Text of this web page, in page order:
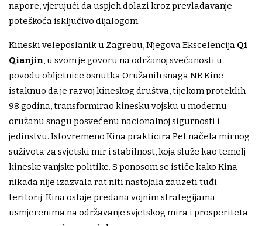
napore, vjerujući da uspjeh dolazi kroz prevladavanje
poteškoća isključivo dijalogom.
Kineski veleposlanik u Zagrebu, Njegova Ekscelencija Qi
Qianjin, u svom je govoru na održanoj svečanosti u
povodu obljetnice osnutka Oružanih snaga NR Kine
istaknuo da je razvoj kineskog društva, tijekom proteklih
98 godina, transformirao kinesku vojsku u modernu
oružanu snagu posvećenu nacionalnoj sigurnosti i
jedinstvu. Istovremeno Kina prakticira Pet načela mirnog
suživota za svjetski mir i stabilnost, koja služe kao temelj
kineske vanjske politike. S ponosom se ističe kako Kina
nikada nije izazvala rat niti nastojala zauzeti tuđi
teritorij. Kina ostaje predana vojnim strategijama
usmjerenima na održavanje svjetskog mira i prosperiteta